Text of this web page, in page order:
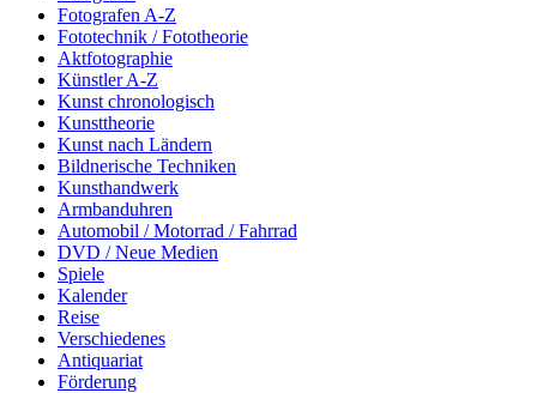
Fotografen A-Z
Fototechnik / Fototheorie
Aktfotographie
Künstler A-Z
Kunst chronologisch
Kunsttheorie
Kunst nach Ländern
Bildnerische Techniken
Kunsthandwerk
Armbanduhren
Automobil / Motorrad / Fahrrad
DVD / Neue Medien
Spiele
Kalender
Reise
Verschiedenes
Antiquariat
Förderung